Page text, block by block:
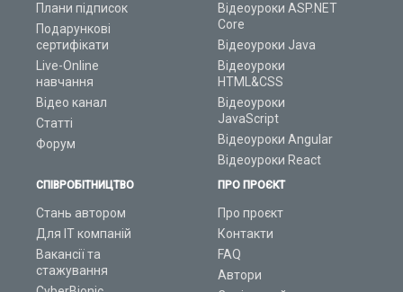
Плани підписок
Подарункові
сертифікати
Live-Online
навчання
Відео канал
Статті
Форум
Відеоуроки ASP.NET
Core
Відеоуроки Java
Відеоуроки
HTML&CSS
Відеоуроки
JavaScript
Відеоуроки Angular
Відеоуроки React
СПІВРОБІТНИЦТВО
Стань автором
Для ІТ компаній
Вакансії та
стажування
ПРО ПРОЄКТ
Про проєкт
Контакти
FAQ
Автори